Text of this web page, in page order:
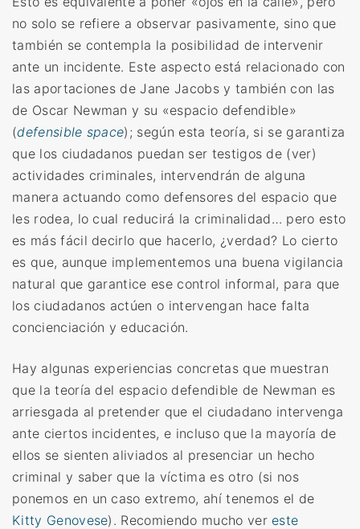
no solo se refiere a observar pasivamente, sino que
también se contempla la posibilidad de intervenir
ante un incidente. Este aspecto está relacionado con
las aportaciones de Jane Jacobs y también con las
de Oscar Newman y su «espacio defendible»
(defensible space); según esta teoría, si se garantiza
que los ciudadanos puedan ser testigos de (ver)
actividades criminales, intervendrán de alguna
manera actuando como defensores del espacio que
les rodea, lo cual reducirá la criminalidad… pero esto
es más fácil decirlo que hacerlo, ¿verdad? Lo cierto
es que, aunque implementemos una buena vigilancia
natural que garantice ese control informal, para que
los ciudadanos actúen o intervengan hace falta
concienciación y educación.
Hay algunas experiencias concretas que muestran
que la teoría del espacio defendible de Newman es
arriesgada al pretender que el ciudadano intervenga
ante ciertos incidentes, e incluso que la mayoría de
ellos se sienten aliviados al presenciar un hecho
criminal y saber que la víctima es otro (si nos
ponemos en un caso extremo, ahí tenemos el de
Kitty Genovese). Recomiendo mucho ver este